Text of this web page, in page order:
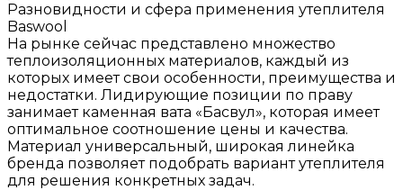
Разновидности и сфера применения утеплителя
Baswool
На рынке сейчас представлено множество
теплоизоляционных материалов, каждый из
которых имеет свои особенности, преимущества и
недостатки. Лидирующие позиции по праву
занимает каменная вата «Басвул», которая имеет
оптимальное соотношение цены и качества.
Материал универсальный, широкая линейка
бренда позволяет подобрать вариант утеплителя
для решения конкретных задач.